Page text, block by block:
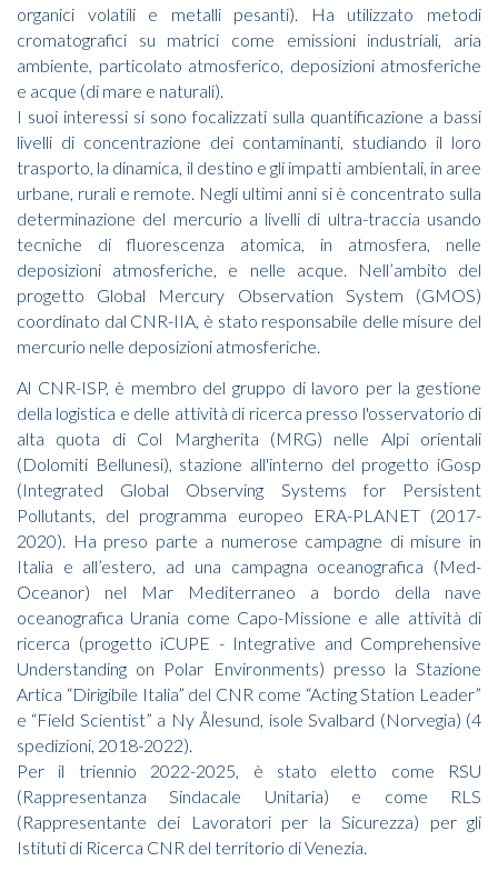
organici volatili e metalli pesanti). Ha utilizzato metodi
cromatografici su matrici come emissioni industriali, aria
ambiente, particolato atmosferico, deposizioni atmosferiche
e acque (di mare e naturali).
I suoi interessi si sono focalizzati sulla quantificazione a bassi
livelli di concentrazione dei contaminanti, studiando il loro
trasporto, la dinamica, il destino e gli impatti ambientali, in aree
urbane, rurali e remote. Negli ultimi anni si è concentrato sulla
determinazione del mercurio a livelli di ultra-traccia usando
tecniche di fluorescenza atomica, in atmosfera, nelle
deposizioni atmosferiche, e nelle acque. Nell’ambito del
progetto Global Mercury Observation System (GMOS)
coordinato dal CNR-IIA, è stato responsabile delle misure del
mercurio nelle deposizioni atmosferiche.
Al CNR-ISP, è membro del gruppo di lavoro per la gestione
della logistica e delle attività di ricerca presso l'osservatorio di
alta quota di Col Margherita (MRG) nelle Alpi orientali
(Dolomiti Bellunesi), stazione all'interno del progetto iGosp
(Integrated Global Observing Systems for Persistent
Pollutants, del programma europeo ERA-PLANET (2017-
2020). Ha preso parte a numerose campagne di misure in
Italia e all’estero, ad una campagna oceanografica (Med-
Oceanor) nel Mar Mediterraneo a bordo della nave
oceanografica Urania come Capo-Missione e alle attività di
ricerca (progetto iCUPE - Integrative and Comprehensive
Understanding on Polar Environments) presso la Stazione
Artica “Dirigibile Italia” del CNR come “Acting Station Leader”
e “Field Scientist” a Ny Ålesund, isole Svalbard (Norvegia) (4
spedizioni, 2018-2022).
Per il triennio 2022-2025, è stato eletto come RSU
(Rappresentanza Sindacale Unitaria) e come RLS
(Rappresentante dei Lavoratori per la Sicurezza) per gli
Istituti di Ricerca CNR del territorio di Venezia.